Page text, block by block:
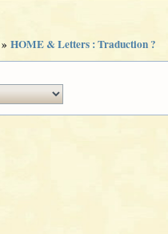
» HOME & Letters : Traduction ?